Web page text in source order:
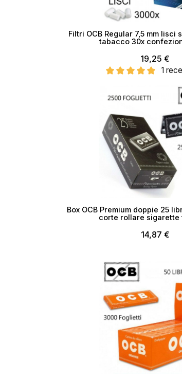
Filtri OCB Regular 7,5 mm lisci
tabacco 30x
19,25 €
1
Box OCB Premium doppie 25
corte rollare sigarette
14,87 €